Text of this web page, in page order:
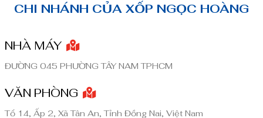
CHI NHÁNH CỦA XỐP NGỌC HOÀNG
NHÀ MÁY
ĐƯỜNG 045 PHƯỜNG TÂY NAM TPHCM
VĂN PHÒNG
Tổ 14, Ấp 2, Xã Tân An, Tỉnh Đồng Nai, Việt Nam